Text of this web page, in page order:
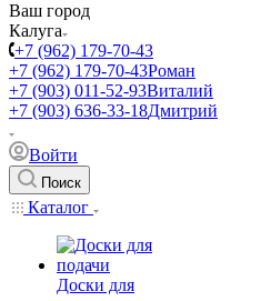
Ваш город
Калуга
+7 (962) 179-70-43
+7 (962) 179-70-43Роман
+7 (903) 011-52-93Виталий
+7 (903) 636-33-18Дмитрий
Войти
Поиск
Каталог
Доски для